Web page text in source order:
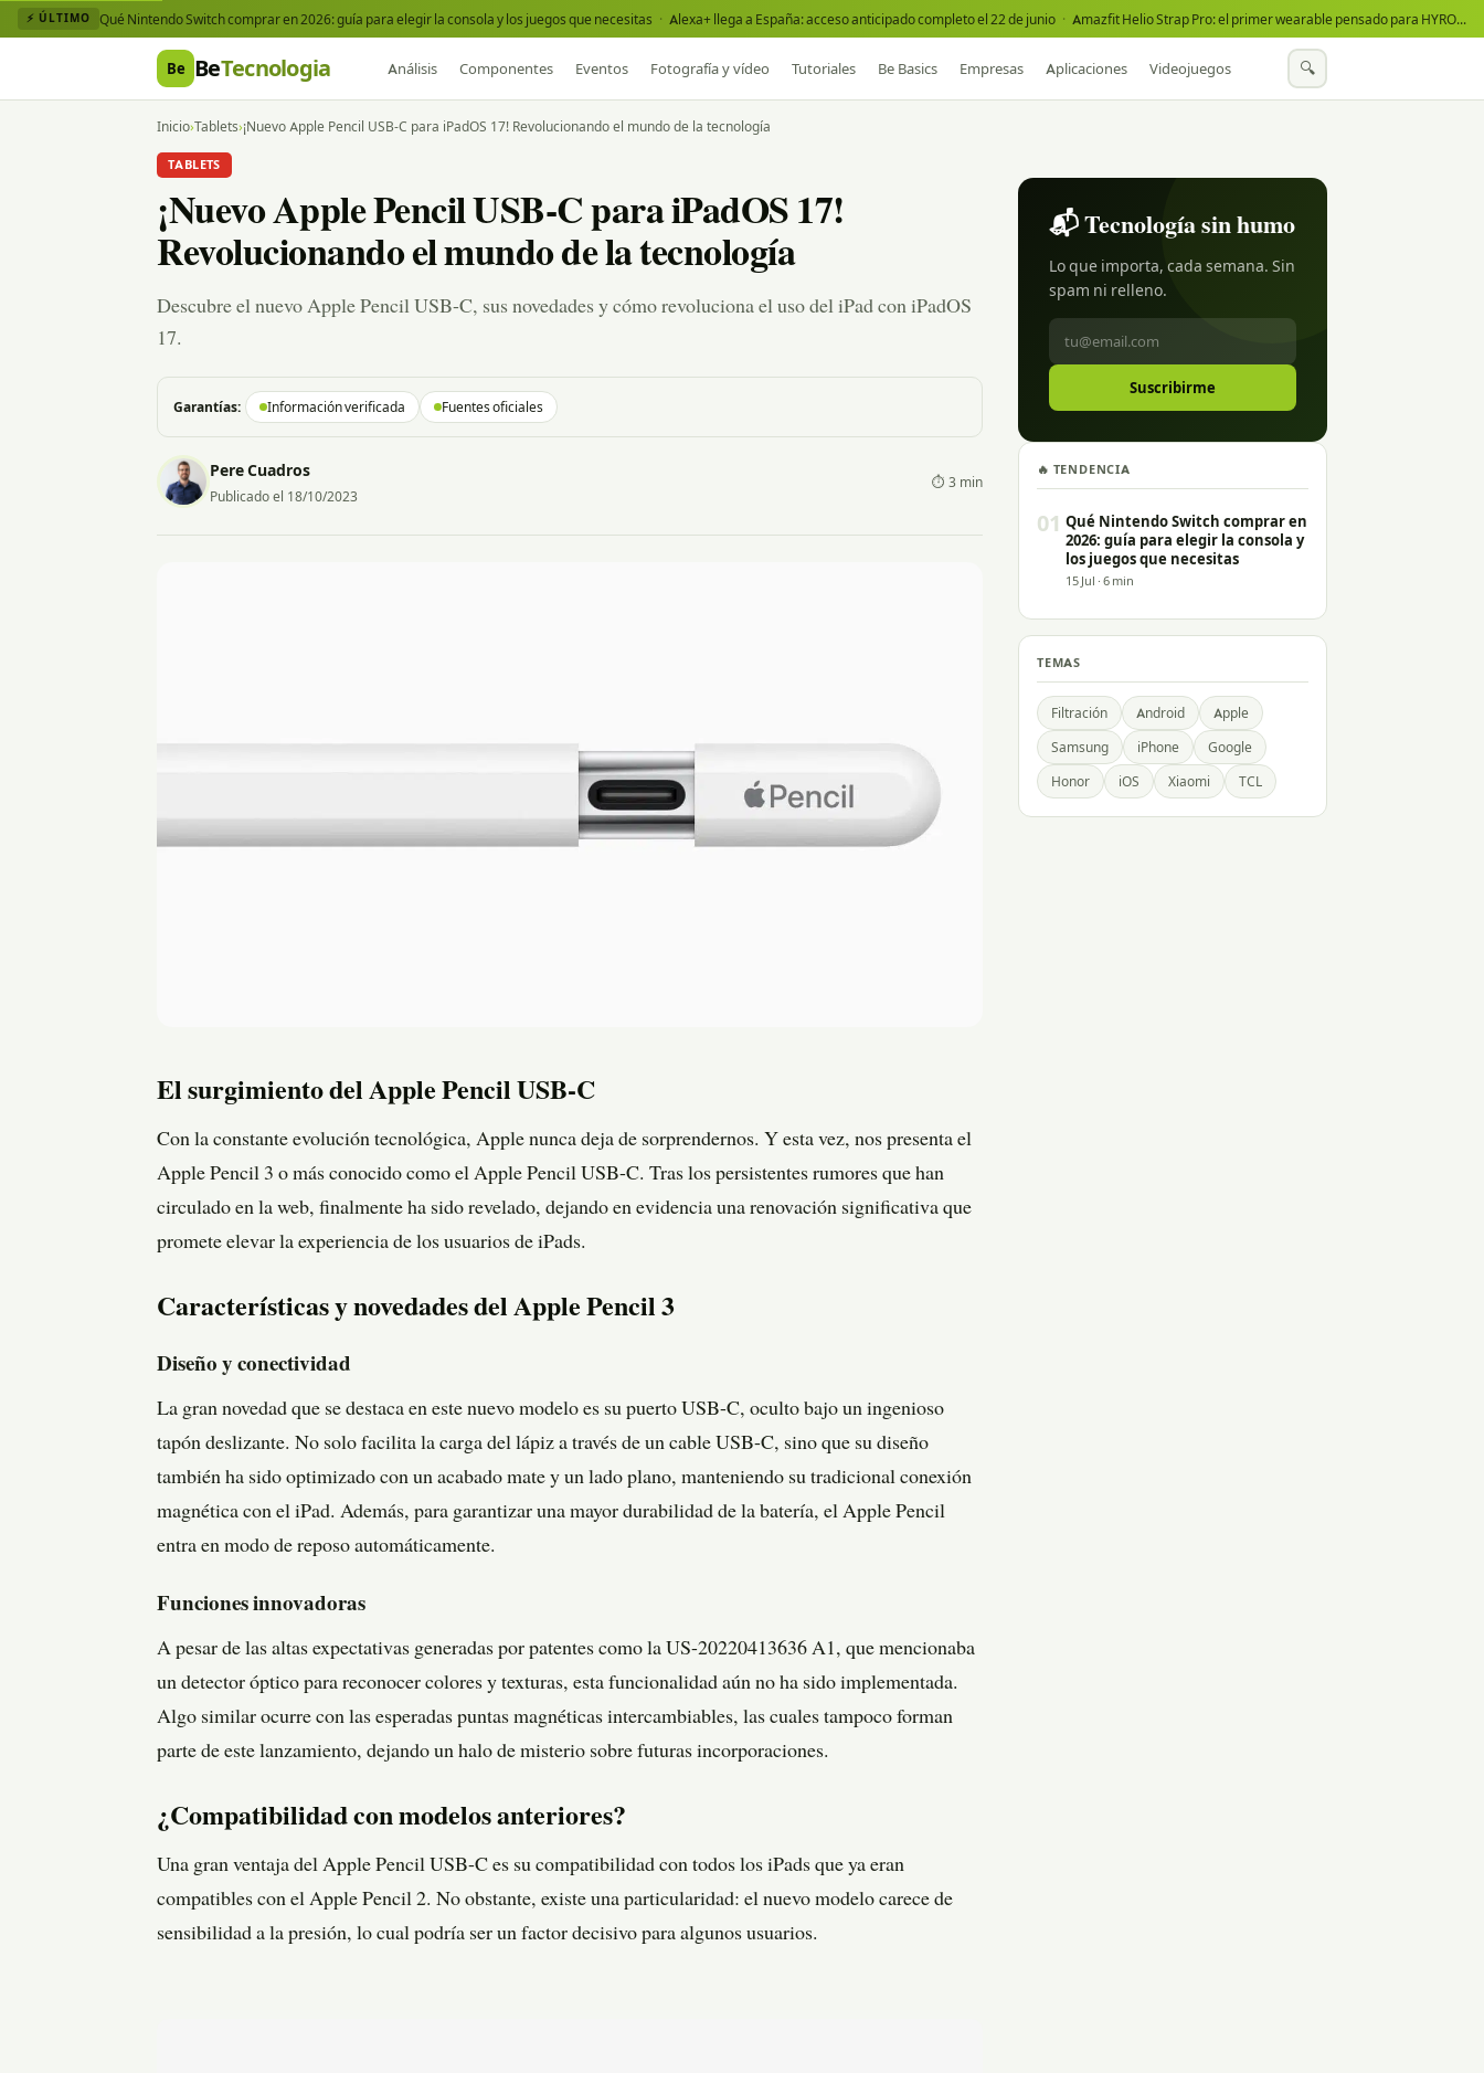
⚡ ÚLTIMO Qué Nintendo Switch comprar en 2026: guía para elegir la consola y los juegos que necesitas · Alexa+ llega a España: acceso anticipado completo el 22 de junio · Amazfit Helio Strap Pro: el primer wearable pensado para HYROX
Be BeTecnologia Análisis Componentes Eventos Fotografía y vídeo Tutoriales Be Basics Empresas Aplicaciones Videojuegos 🔍
Inicio›Tablets›¡Nuevo Apple Pencil USB-C para iPadOS 17! Revolucionando el mundo de la tecnología
TABLETS
¡Nuevo Apple Pencil USB-C para iPadOS 17!
Revolucionando el mundo de la tecnología
Descubre el nuevo Apple Pencil USB-C, sus novedades y cómo revoluciona el uso del iPad con iPadOS
17.
Garantías: Información verificada Fuentes oficiales
Pere Cuadros
Publicado el 18/10/2023
⏱ 3 min
El surgimiento del Apple Pencil USB-C
Con la constante evolución tecnológica, Apple nunca deja de sorprendernos. Y esta vez, nos presenta el
Apple Pencil 3 o más conocido como el Apple Pencil USB-C. Tras los persistentes rumores que han
circulado en la web, finalmente ha sido revelado, dejando en evidencia una renovación significativa que
promete elevar la experiencia de los usuarios de iPads.
Características y novedades del Apple Pencil 3
Diseño y conectividad
La gran novedad que se destaca en este nuevo modelo es su puerto USB-C, oculto bajo un ingenioso
tapón deslizante. No solo facilita la carga del lápiz a través de un cable USB-C, sino que su diseño
también ha sido optimizado con un acabado mate y un lado plano, manteniendo su tradicional conexión
magnética con el iPad. Además, para garantizar una mayor durabilidad de la batería, el Apple Pencil
entra en modo de reposo automáticamente.
Funciones innovadoras
A pesar de las altas expectativas generadas por patentes como la US-20220413636 A1, que mencionaba
un detector óptico para reconocer colores y texturas, esta funcionalidad aún no ha sido implementada.
Algo similar ocurre con las esperadas puntas magnéticas intercambiables, las cuales tampoco forman
parte de este lanzamiento, dejando un halo de misterio sobre futuras incorporaciones.
¿Compatibilidad con modelos anteriores?
Una gran ventaja del Apple Pencil USB-C es su compatibilidad con todos los iPads que ya eran
compatibles con el Apple Pencil 2. No obstante, existe una particularidad: el nuevo modelo carece de
sensibilidad a la presión, lo cual podría ser un factor decisivo para algunos usuarios.
📬 Tecnología sin humo
Lo que importa, cada semana. Sin
spam ni relleno.
Suscribirme
🔥 TENDENCIA
01 Qué Nintendo Switch comprar en
2026: guía para elegir la consola y
los juegos que necesitas
15 Jul · 6 min
TEMAS
Filtración Android Apple
Samsung iPhone Google
Honor iOS Xiaomi TCL